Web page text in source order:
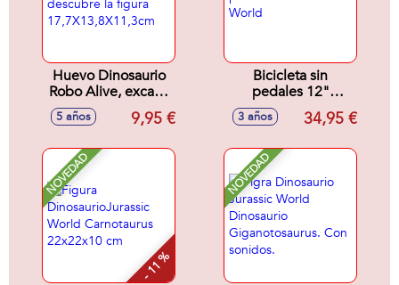
Huevo Dinosaurio
Robo Alive, excava
y descubre la figura
17,7X13,8X11,3cm
5 años 9,95 €
Bicicleta sin
pedales 12"
Jurassic World
3 años 34,95 €
NOVEDAD
- 11 %
NOVEDAD